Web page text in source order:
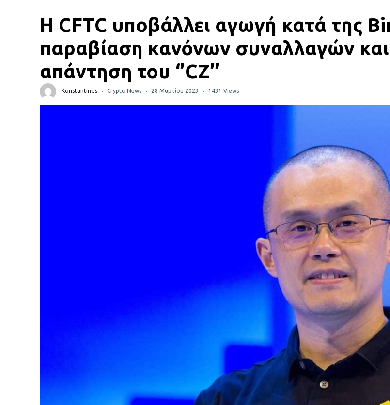
Η CFTC υποβάλλει αγωγή κατά της
παραβίαση κανόνων συναλλαγών
απάντηση του ‘’CZ’’
Konstantinos Crypto News 28 Μαρτίου 2023 1431 Views
Metamask τι είναι και πως λειτουργεί αυτό το
Νομοθεσία